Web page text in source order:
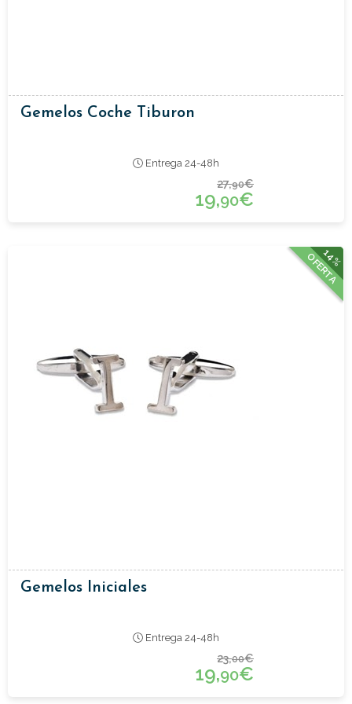
Gemelos Coche Tiburon
Entrega 24-48h
27,90€
19,90€
14%
OFERTA
Gemelos Iniciales
Entrega 24-48h
23,00€
19,90€